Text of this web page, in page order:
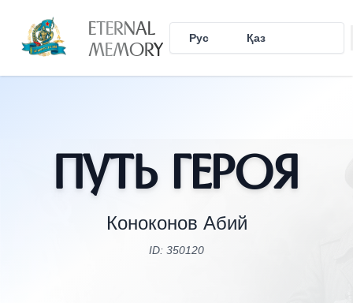
ETERNAL
MEMORY Рус Қаз
Путь Героя
Коноконов Абий
ID: 350120